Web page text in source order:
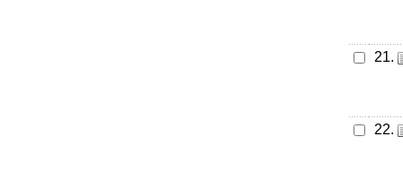
21.
22.